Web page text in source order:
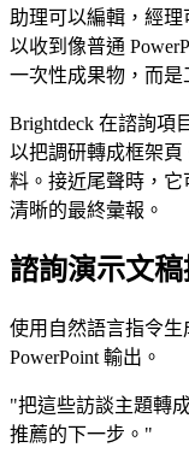
助理可以編輯，經
以收到像普通
一次性成果物，而是
Brightdeck 在諮詢項
以把調研轉成框架
料。接近尾聲時，
清晰的最終彙報。
諮詢演示文稿
使用自然語言指令
PowerPoint 輸出。
"把這些訪談主題轉
推薦的下一步。"